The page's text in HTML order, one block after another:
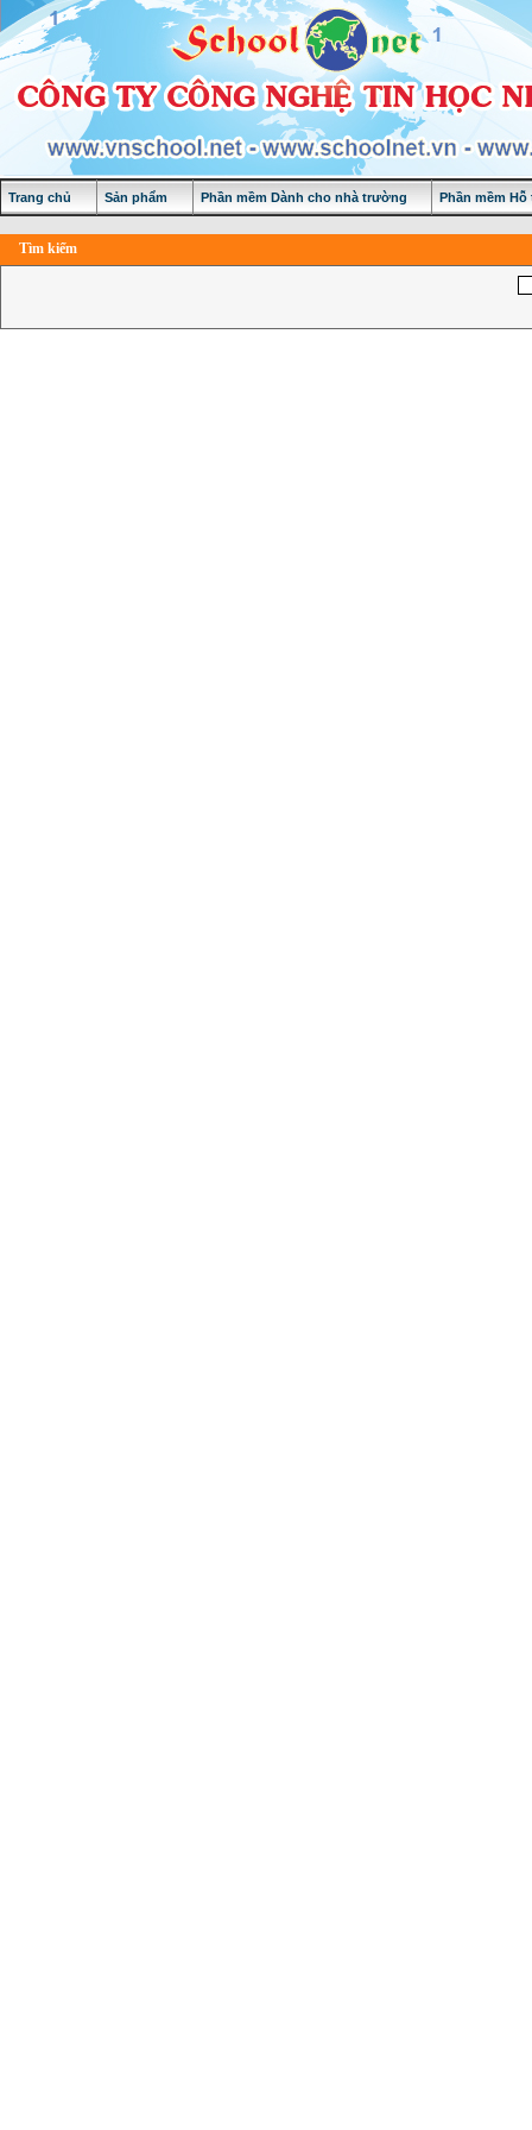
Trang chủ Sản phẩm Phần mềm Dành cho nhà trường Phần mềm
Tìm kiếm